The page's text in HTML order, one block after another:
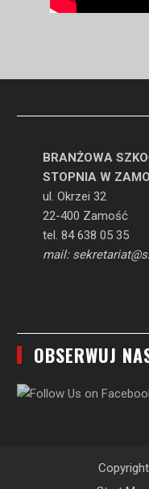
BRANŻOWA
STOPNIA W
ul. Okrzei 32
22-400 Zamość
tel. 84 638 05 35
mail:
OBSERWUJ